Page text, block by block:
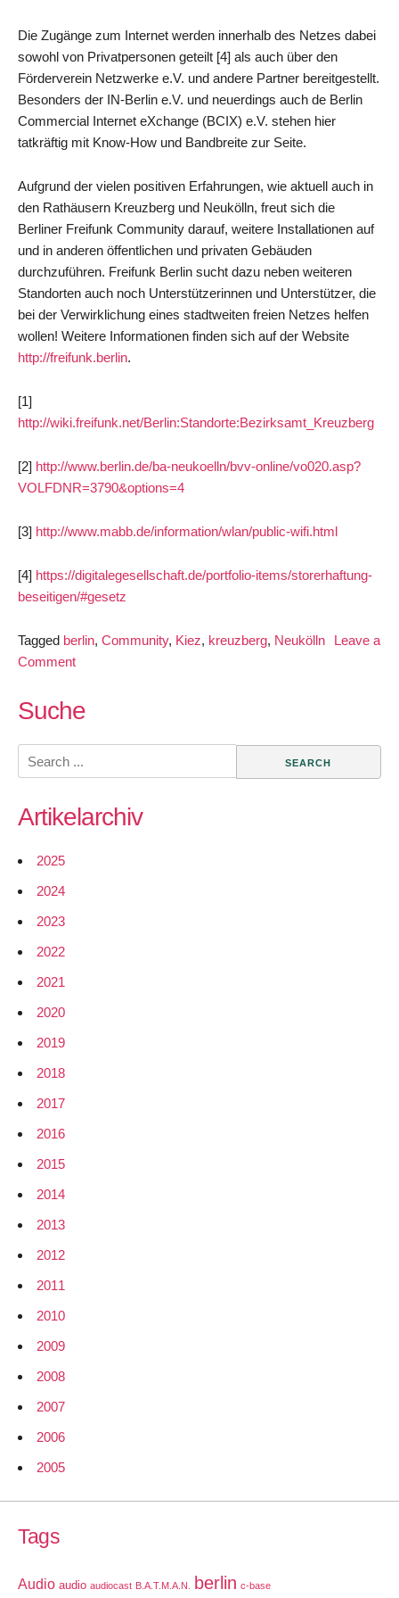
Die Zugänge zum Internet werden innerhalb des Netzes dabei
sowohl von Privatpersonen geteilt [4] als auch über den
Förderverein Netzwerke e.V. und andere Partner bereitgestellt.
Besonders der IN-Berlin e.V. und neuerdings auch de Berlin
Commercial Internet eXchange (BCIX) e.V. stehen hier
tatkräftig mit Know-How und Bandbreite zur Seite.
Aufgrund der vielen positiven Erfahrungen, wie aktuell auch in
den Rathäusern Kreuzberg und Neukölln, freut sich die
Berliner Freifunk Community darauf, weitere Installationen auf
und in anderen öffentlichen und privaten Gebäuden
durchzuführen. Freifunk Berlin sucht dazu neben weiteren
Standorten auch noch Unterstützerinnen und Unterstützer, die
bei der Verwirklichung eines stadtweiten freien Netzes helfen
wollen! Weitere Informationen finden sich auf der Website
http://freifunk.berlin.
[1]
http://wiki.freifunk.net/Berlin:Standorte:Bezirksamt_Kreuzberg
[2] http://www.berlin.de/ba-neukoelln/bvv-online/vo020.asp?
VOLFDNR=3790&options=4
[3] http://www.mabb.de/information/wlan/public-wifi.html
[4] https://digitalegesellschaft.de/portfolio-items/storerhaftung-
beseitigen/#gesetz
Tagged berlin, Community, Kiez, kreuzberg, Neukölln
Leave a
Commenton
Berlin-
funkt
frei!
Suche
Search
for:
Artikelarchiv
2025
2024
2023
2022
2021
2020
2019
2018
2017
2016
2015
2014
2013
2012
2011
2010
2009
2008
2007
2006
2005
Tags
Audio audio audiocast B.A.T.M.A.N. berlin c-base